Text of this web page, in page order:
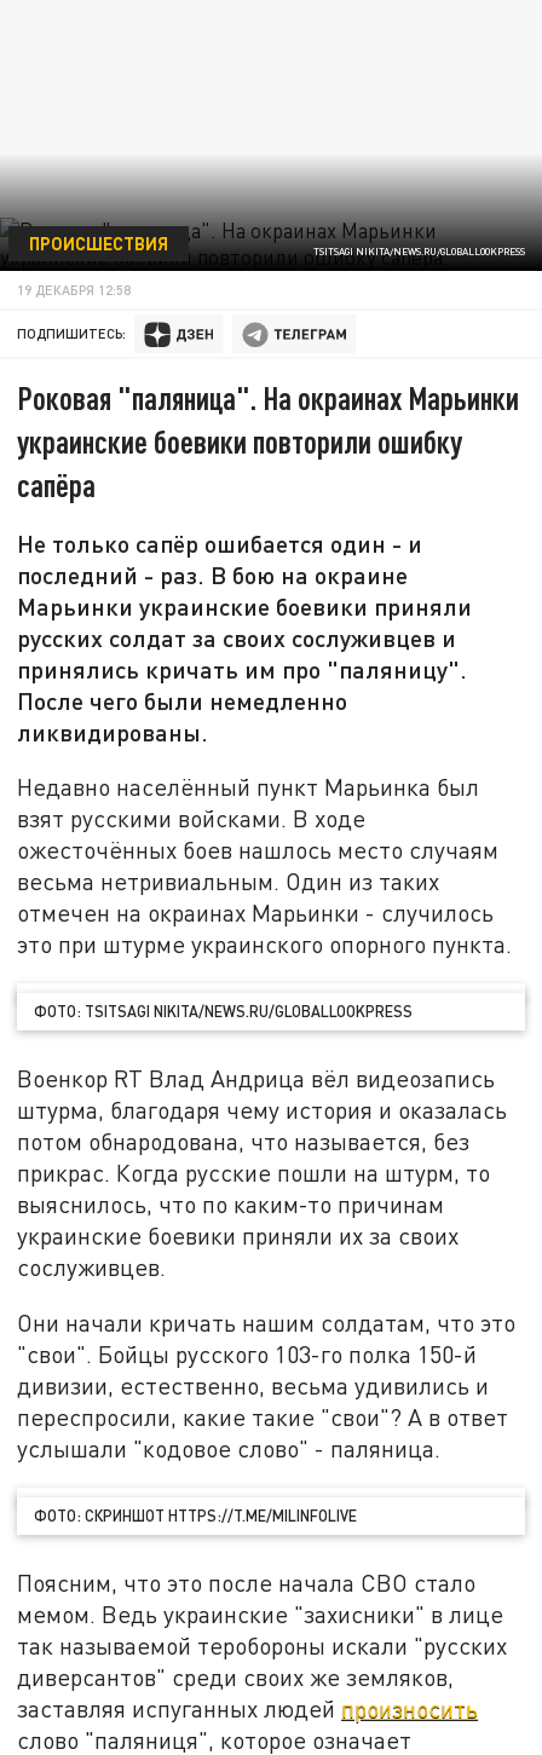
TSITSAGI NIKITA/NEWS.RU/GLOBALLOOKPRESS
ПРОИСШЕСТВИЯ
19 ДЕКАБРЯ 12:58
ПОДПИШИТЕСЬ:
Роковая "паляница". На окраинах Марьинки
украинские боевики повторили ошибку
сапёра
Не только сапёр ошибается один - и
последний - раз. В бою на окраине
Марьинки украинские боевики приняли
русских солдат за своих сослуживцев и
принялись кричать им про "паляницу".
После чего были немедленно
ликвидированы.
Недавно населённый пункт Марьинка был
взят русскими войсками. В ходе
ожесточённых боев нашлось место случаям
весьма нетривиальным. Один из таких
отмечен на окраинах Марьинки - случилось
это при штурме украинского опорного пункта.
ФОТО: TSITSAGI NIKITA/NEWS.RU/GLOBALLOOKPRESS
Военкор RT Влад Андрица вёл видеозапись
штурма, благодаря чему история и оказалась
потом обнародована, что называется, без
прикрас. Когда русские пошли на штурм, то
выяснилось, что по каким-то причинам
украинские боевики приняли их за своих
сослуживцев.
Они начали кричать нашим солдатам, что это
"свои". Бойцы русского 103-го полка 150-й
дивизии, естественно, весьма удивились и
переспросили, какие такие "свои"? А в ответ
услышали "кодовое слово" - паляница.
ФОТО: СКРИНШОТ HTTPS://T.ME/MILINFOLIVE
Поясним, что это после начала СВО стало
мемом. Ведь украинские "захисники" в лице
так называемой теробороны искали "русских
диверсантов" среди своих же земляков,
заставляя испуганных людей произносить
слово "паляниця", которое означает